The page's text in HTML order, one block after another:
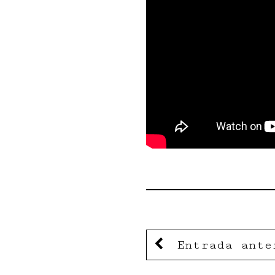
Entrada